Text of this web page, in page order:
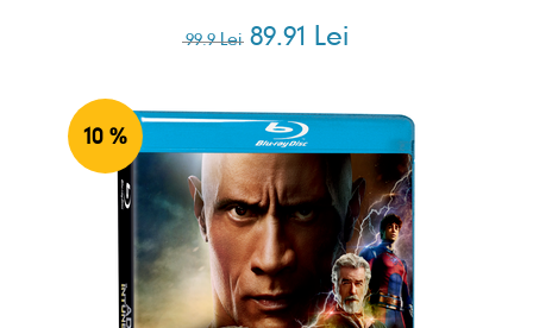
99.9 Lei 89.91 Lei
10 %